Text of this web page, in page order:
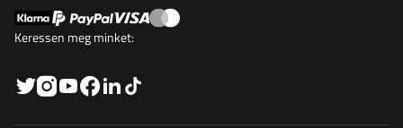
Keressen meg minket: